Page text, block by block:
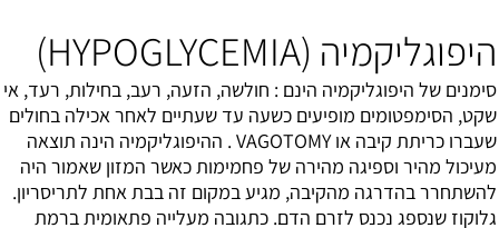
היפוגליקמיה (HYPOGLYCEMIA)
סימנים של היפוגליקמיה הינם : חולשה, הזעה, רעב, בחילות, רעד, אי
שקט, הסימפטומים מופיעים כשעה עד שעתיים לאחר אכילה בחולים
שעברו כריתת קיבה או VAGOTOMY . ההיפוגליקמיה הינה תוצאה
מעיכול מהיר וספיגה מהירה של פחמימות כאשר המזון שאמור היה
להשתחרר בהדרגה מהקיבה, מגיע במקום זה בבת אחת לתריסריון.
גלוקוז שנספג נכנס לזרם הדם. כתגובה מעלייה פתאומית ברמת